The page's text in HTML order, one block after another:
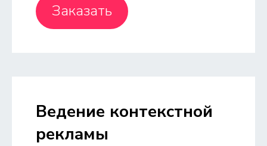
Заказать
Ведение контекстной
рекламы